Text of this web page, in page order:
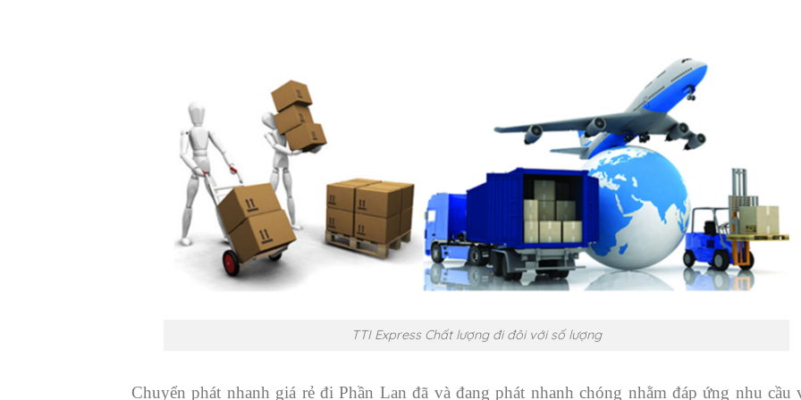
TTI Express Chất lượng đi đôi với số lượng
Chuyển phát nhanh giá rẻ đi Phần Lan đã và đang phát nhanh chóng nhằm đáp ứng nhu cầu